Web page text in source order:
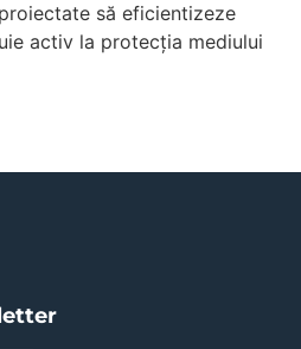
să eficientizeze
activ la protecția mediului